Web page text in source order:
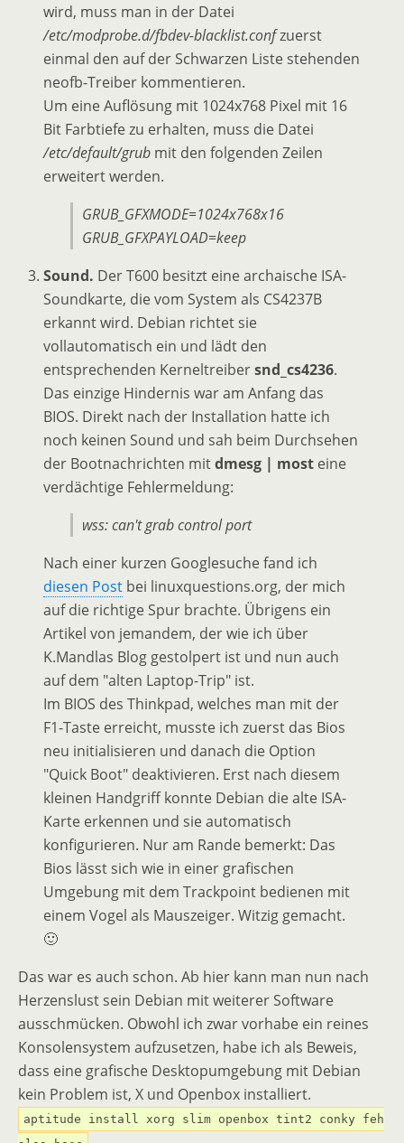
wird, muss man in der Datei
/etc/modprobe.d/fbdev-blacklist.confzuerst
einmal den auf der Schwarzen Liste stehenden
neofb-Treiber kommentieren.
Um eine Auflösung mit 1024x768 Pixel mit 16
Bit Farbtiefe zu erhalten, muss die Datei
/etc/default/grub mit den folgenden Zeilen
erweitert werden.
GRUB_GFXMODE=1024x768x16
GRUB_GFXPAYLOAD=keep
Sound. Der T600 besitzt eine archaische ISA-
Soundkarte, die vom System als CS4237B
erkannt wird. Debian richtet sie
vollautomatisch ein und lädt den
entsprechenden Kerneltreibersnd_cs4236.
Das einzige Hindernis war am Anfang das
BIOS. Direkt nach der Installation hatte ich
noch keinen Sound und sah beim Durchsehen
der Bootnachrichten mitdmesg | most eine
verdächtige Fehlermeldung:
wss: can't grab control port
Nach einer kurzen Googlesuche fand ich
diesen Post bei linuxquestions.org, der mich
auf die richtige Spur brachte. Übrigens ein
Artikel von jemandem, der wie ich über
K.Mandlas Blog gestolpert ist und nun auch
auf dem "alten Laptop-Trip" ist.
Im BIOS des Thinkpad, welches man mit der
F1-Taste erreicht, musste ich zuerst das Bios
neu initialisieren und danach die Option
"Quick Boot" deaktivieren. Erst nach diesem
kleinen Handgriff konnte Debian die alte ISA-
Karte erkennen und sie automatisch
konfigurieren. Nur am Rande bemerkt: Das
Bios lässt sich wie in einer grafischen
Umgebung mit dem Trackpoint bedienen mit
einem Vogel als Mauszeiger. Witzig gemacht.
🙂
Das war es auch schon. Ab hier kann man nun nach
Herzenslust sein Debian mit weiterer Software
ausschmücken. Obwohl ich zwar vorhabe ein reines
Konsolensystem aufzusetzen, habe ich als Beweis,
dass eine grafische Desktopumgebung mit Debian
kein Problem ist, X und Openbox installiert.
aptitude install xorg slim openbox tint2 conky feh